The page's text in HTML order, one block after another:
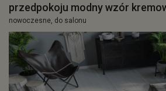
przedpokoju modny wzór
nowoczesne, do salonu